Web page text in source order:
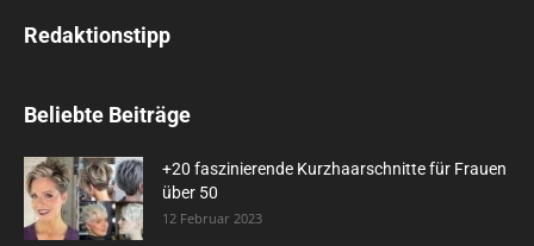
Redaktionstipp
Beliebte Beiträge
+20 faszinierende Kurzhaarschnitte für Frauen
über 50
12 Februar 2023